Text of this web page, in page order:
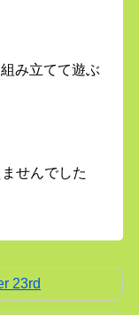
み立てて遊ぶ
せんでした
23rd